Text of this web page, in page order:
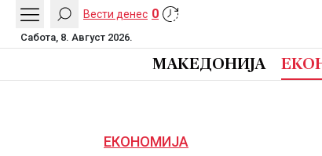
Вести денес 0
Сабота, 8. Август 2026.
МАКЕДОНИЈА
ЕКОНОМИЈА